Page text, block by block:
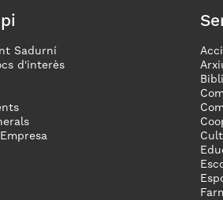
Sadurní
d'interès